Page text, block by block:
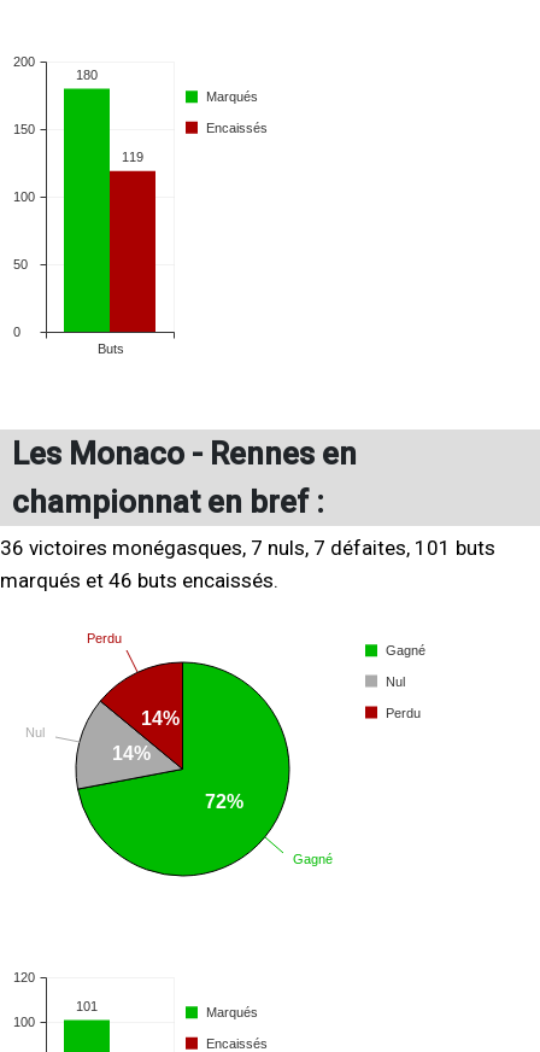
Les Monaco - Rennes en
championnat en bref :
36 victoires monégasques, 7 nuls, 7 défaites, 101 buts
marqués et 46 buts encaissés.